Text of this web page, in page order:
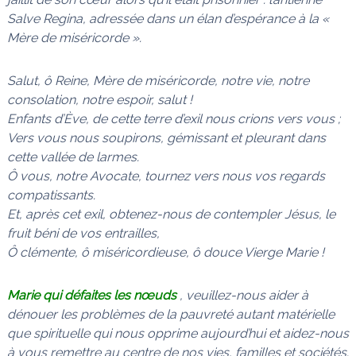
Salve Regina, adressée dans un élan d’espérance à la «
Mère de miséricorde ».
Salut, ô Reine, Mère de miséricorde, notre vie, notre
consolation, notre espoir, salut !
Enfants d’Ève, de cette terre d’exil nous crions vers vous ;
Vers vous nous soupirons, gémissant et pleurant dans
cette vallée de larmes.
Ô vous, notre Avocate, tournez vers nous vos regards
compatissants.
Et, après cet exil, obtenez-nous de contempler Jésus, le
fruit béni de vos entrailles,
Ô clémente, ô miséricordieuse, ô douce Vierge Marie !
Marie qui défaites les nœuds, veuillez-nous aider à
dénouer les problèmes de la pauvreté autant matérielle
que spirituelle qui nous opprime aujourd’hui et aidez-nous
à vous remettre au centre de nos vies, familles et sociétés.